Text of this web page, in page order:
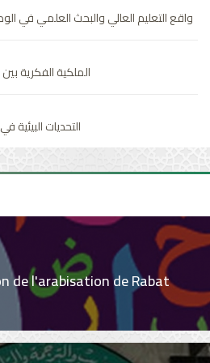
واقع التعليم العالي والبحث العلمي في
الملكية الفكرية
التحديات
de l'arabisation de Rabat
la traduction, la
(Damas)
la recherche et les études